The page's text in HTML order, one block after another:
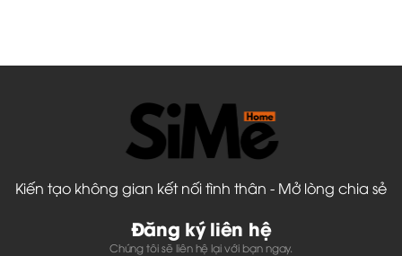
Kiến tạo không gian kết nối tình thân - Mở lòng chia sẻ
Đăng ký liên hệ
Chúng tôi sẽ liên hệ lại với bạn ngay.